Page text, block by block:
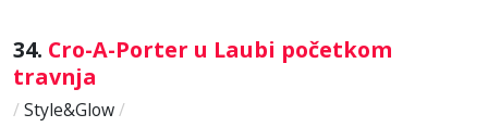
34. Cro-A-Porter u Laubi početkom
travnja
/ Style&Glow/